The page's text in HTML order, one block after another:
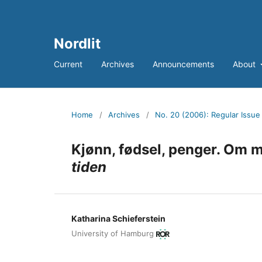
Nordlit
Current Archives Announcements About
Home / Archives / No. 20 (2006): Regular
Kjønn, fødsel, penger. Om
tiden
Katharina Schieferstein
University of Hamburg